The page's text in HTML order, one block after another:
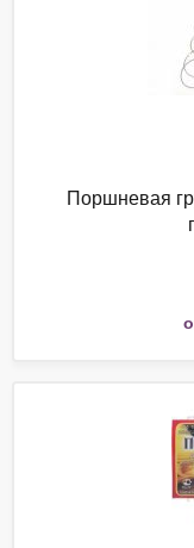
Поршневая